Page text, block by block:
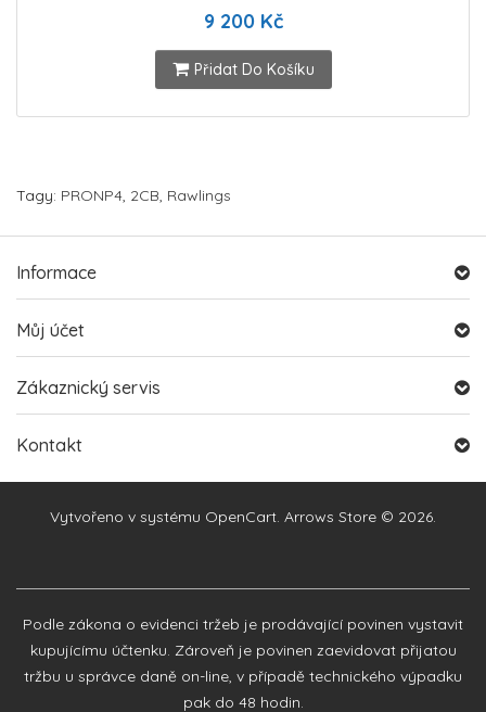
9 200 Kč
Přidat Do Košíku
Tagy: PRONP4, 2CB, Rawlings
Informace
Můj účet
Zákaznický servis
Kontakt
Vytvořeno v systému OpenCart. Arrows Store © 2026.
Podle zákona o evidenci tržeb je prodávající povinen vystavit
kupujícímu účtenku. Zároveň je povinen zaevidovat přijatou
tržbu u správce daně on-line, v případě technického výpadku
pak do 48 hodin.